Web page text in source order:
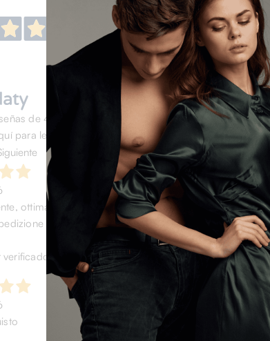
de 4 y 5 estrellas.
para leerlos todos >
ottima esperienza. Acquistato scarpe da running
rapida. (chi cerca trova)